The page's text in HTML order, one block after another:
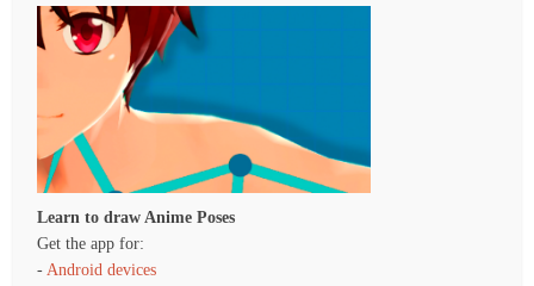
Learn to draw Anime Poses
Get the app for:
-Android devices